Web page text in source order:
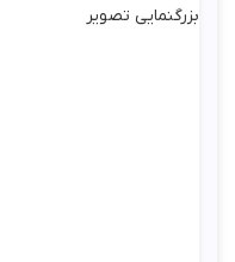
بزرگنمایی تصویر